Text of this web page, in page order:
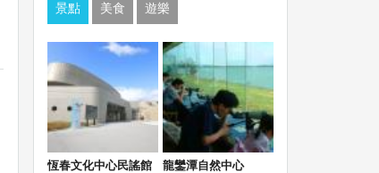
景點 美食 遊樂
恆春文化中心民謠館 龍鑾潭自然中心